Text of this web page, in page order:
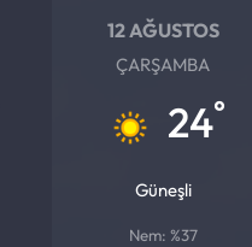
12 AĞUSTOS
ÇARŞAMBA
24°
Güneşli
Nem: %37